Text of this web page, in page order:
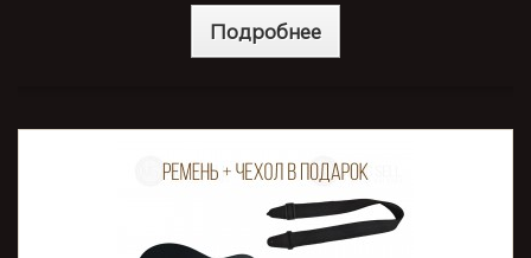
Подробнее